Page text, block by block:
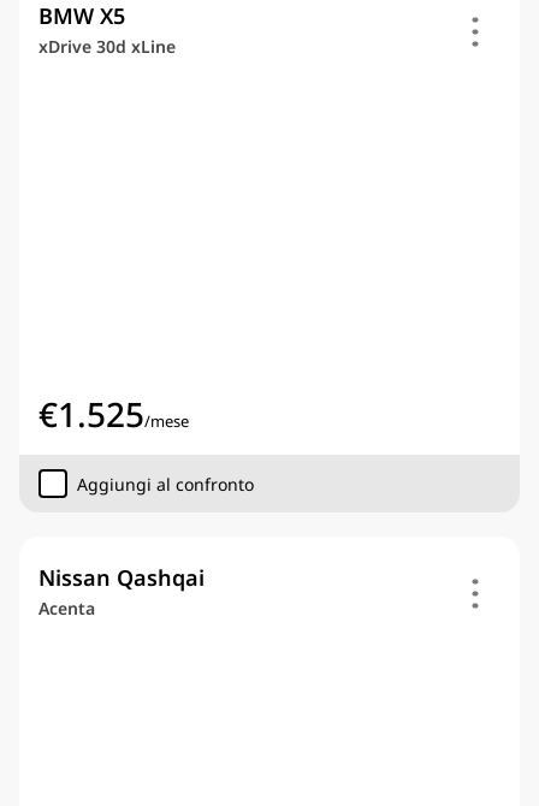
BMW X5
xDrive 30d xLine
€1.525/mese
Aggiungi al confronto
Nissan Qashqai
Acenta